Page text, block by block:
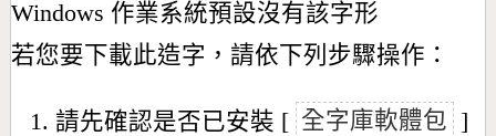
Windows 作業系統預設沒有該字形
若您要下載此造字，請依下列步驟操作：
請先確認是否已安裝 [ 全字庫軟體包 ]